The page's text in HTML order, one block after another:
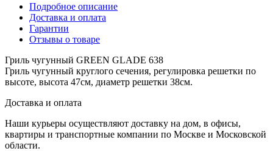
Подробное описание
Доставка и оплата
Гарантии
Отзывы о товаре
Гриль чугунный GREEN GLADE 638
Гриль чугунный круглого сечения, регулировка решетки по
высоте, высота 47см, диаметр решетки 38см.
Доставка и оплата
Наши курьеры осуществляют доставку на дом, в офисы,
квартиры и транспортные компании по Москве и Московской
области.